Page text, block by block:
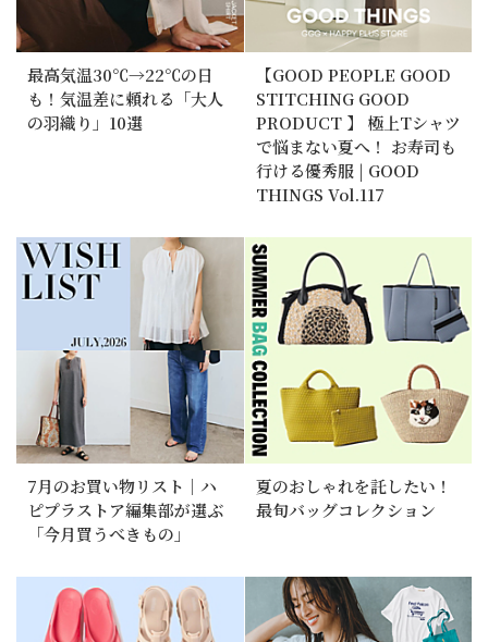
最高気温30℃→22℃の日
も！気温差に頼れる「大人
の羽織り」10選
【GOOD PEOPLE GOOD
STITCHING GOOD
PRODUCT 】 極上Tシャツ
で悩まない夏へ！ お寿司も
行ける優秀服 | GOOD
THINGS Vol.117
7月のお買い物リスト｜ハ
ピプラストア編集部が選ぶ
「今月買うべきもの」
夏のおしゃれを託したい！
最旬バッグコレクション